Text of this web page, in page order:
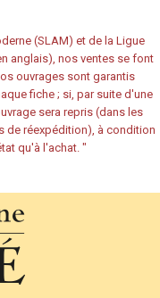
(SLAM) et de la Ligue
anglais), nos ventes se font
ouvrages sont garantis
fiche ; si, par suite d'une
sera repris (dans les
de réexpédition), à condition
qu'à l'achat. "